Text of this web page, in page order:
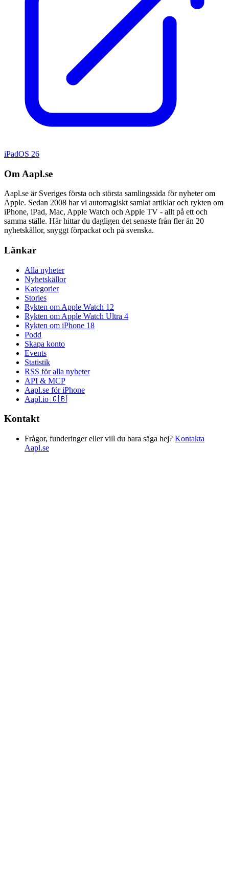
iPadOS 26
Om Aapl.se
Aapl.se är Sveriges första och största samlingssida för nyheter om
Apple. Sedan 2008 har vi automagiskt samlat artiklar och rykten om
iPhone, iPad, Mac, Apple Watch och Apple TV - allt på ett och
samma ställe. Här hittar du dagligen det senaste från fler än 20
nyhetskällor, snyggt förpackat och på svenska.
Länkar
Alla nyheter
Nyhetskällor
Kategorier
Stories
Rykten om Apple Watch 12
Rykten om Apple Watch Ultra 4
Rykten om iPhone 18
Podd
Skapa konto
Events
Statistik
RSS för alla nyheter
API & MCP
Aapl.se för iPhone
Aapl.io 🇬🇧
Kontakt
Frågor, funderinger eller vill du bara säga hej? Kontakta
Aapl.se